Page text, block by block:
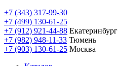
+7 (343) 317-99-30
+7 (499) 130-61-25
+7 (912) 921-44-88 Екатеринбург
+7 (982) 948-11-33 Тюмень
+7 (903) 130-61-25 Москва